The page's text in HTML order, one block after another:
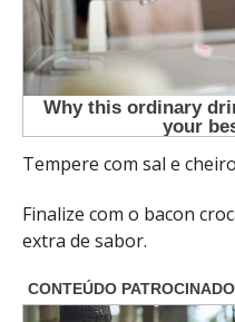
Tempere com sal e
Finalize com o bacon
extra de sabor.